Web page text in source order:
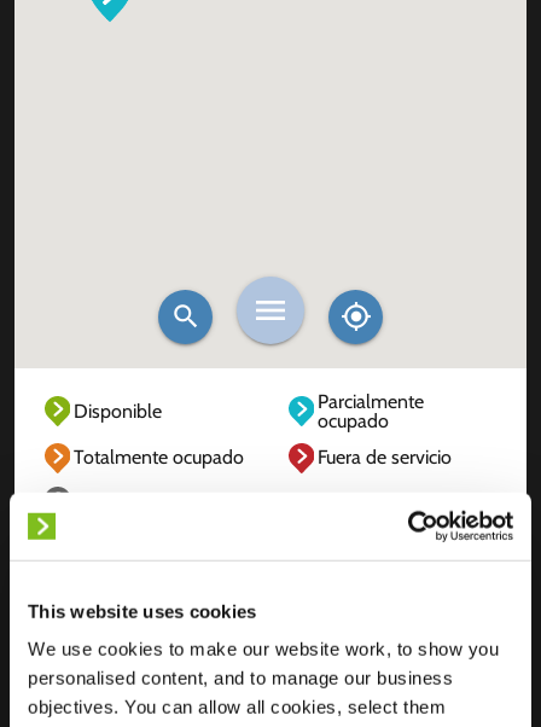
This website uses cookies
We use cookies to make our website work, to show you
personalised content, and to manage our business
objectives. You can allow all cookies, select them
Disponible
Parcialmente
ocupado
Totalmente ocupado
Fuera de servicio
Ubicación
Lombardijenlaan 215
5045 WN Tilburg